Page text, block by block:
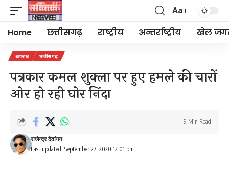
Font
Resizer
Aa
Home छत्तीसगढ़ राष्ट्रीय अन्तर्राष्ट्रीय खेल
अपराध छत्तीसगढ़
पत्रकार कमल शुक्ला पर हुए हमले की चारों
ओर हो रही घोर निंदा
Last updated: September 27, 2020 12:01 pm
राजेन्द्र देवांगन
9 Min Read